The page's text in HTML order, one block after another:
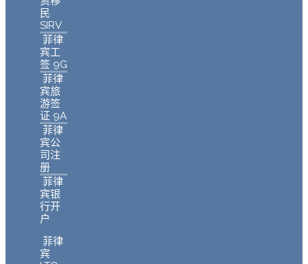
民
SIRV
菲律
宾工
签 9G
菲律
宾旅
游签
证 9A
菲律
宾公
司注
册
菲律
宾银
行开
户
菲律
宾